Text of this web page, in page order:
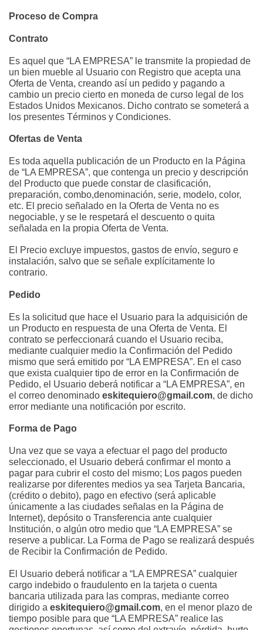
Proceso de Compra
Contrato
Es aquel que “LA EMPRESA” le transmite la propiedad de
un bien mueble al Usuario con Registro que acepta una
Oferta de Venta, creando así un pedido y pagando a
cambio un precio cierto en moneda de curso legal de los
Estados Unidos Mexicanos. Dicho contrato se someterá a
los presentes Términos y Condiciones.
Ofertas de Venta
Es toda aquella publicación de un Producto en la Página
de “LA EMPRESA”, que contenga un precio y descripción
del Producto que puede constar de clasificación,
preparación, combo,denominación, serie, modelo, color,
etc. El precio señalado en la Oferta de Venta no es
negociable, y se le respetará el descuento o quita
señalada en la propia Oferta de Venta.
El Precio excluye impuestos, gastos de envío, seguro e
instalación, salvo que se señale explícitamente lo
contrario.
Pedido
Es la solicitud que hace el Usuario para la adquisición de
un Producto en respuesta de una Oferta de Venta. El
contrato se perfeccionará cuando el Usuario reciba,
mediante cualquier medio la Confirmación del Pedido
mismo que será emitido por “LA EMPRESA”. En el caso
que exista cualquier tipo de error en la Confirmación de
Pedido, el Usuario deberá notificar a “LA EMPRESA”, en
el correo denominado eskitequiero@gmail.com, de dicho
error mediante una notificación por escrito.
Forma de Pago
Una vez que se vaya a efectuar el pago del producto
seleccionado, el Usuario deberá confirmar el monto a
pagar para cubrir el costo del mismo; Los pagos pueden
realizarse por diferentes medios ya sea Tarjeta Bancaria,
(crédito o debito), pago en efectivo (será aplicable
únicamente a las ciudades señalas en la Página de
Internet), depósito o Transferencia ante cualquier
Institución, o algún otro medio que “LA EMPRESA” se
reserve a publicar. La Forma de Pago se realizará después
de Recibir la Confirmación de Pedido.
El Usuario deberá notificar a “LA EMPRESA” cualquier
cargo indebido o fraudulento en la tarjeta o cuenta
bancaria utilizada para las compras, mediante correo
dirigido a eskitequiero@gmail.com, en el menor plazo de
tiempo posible para que “LA EMPRESA” realice las